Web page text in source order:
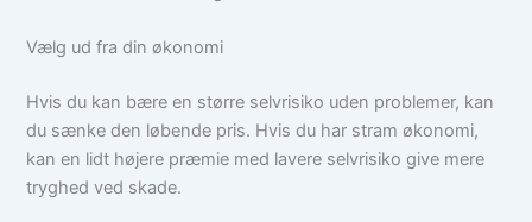
Vælg ud fra din økonomi
Hvis du kan bære en større selvrisiko uden problemer, kan
du sænke den løbende pris. Hvis du har stram økonomi,
kan en lidt højere præmie med lavere selvrisiko give mere
tryghed ved skade.